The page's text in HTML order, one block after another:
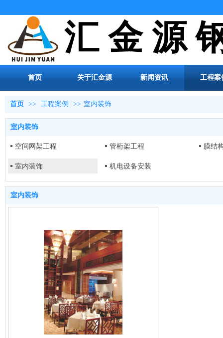
汇 金 源
首页 关于汇金源 新闻资讯 工程案
首页 >> 工程案例 >> 室内装饰
室内装饰
空间网架工程 管桁架工程 膜结
室内装饰 机电设备安装
室内装饰